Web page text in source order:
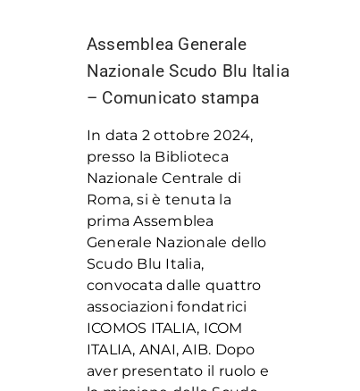
Assemblea Generale
Nazionale Scudo Blu Italia
– Comunicato stampa
In data 2 ottobre 2024,
presso la Biblioteca
Nazionale Centrale di
Roma, si è tenuta la
prima Assemblea
Generale Nazionale dello
Scudo Blu Italia,
convocata dalle quattro
associazioni fondatrici
ICOMOS ITALIA, ICOM
ITALIA, ANAI, AIB. Dopo
aver presentato il ruolo e